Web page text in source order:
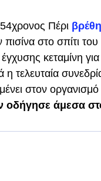
54χρονος Πέρι
πισίνα στο σπίτι
έγχυσης κεταμίνη
η τελευταία
στον
οδήγησε άμεσα